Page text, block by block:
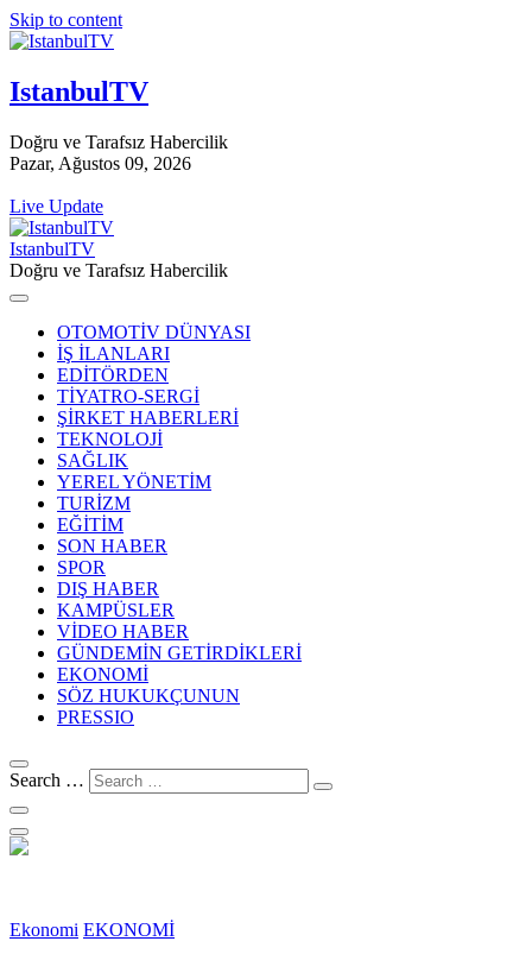
Skip to content
IstanbulTV
Doğru ve Tarafsız Habercilik
Pazar, Ağustos 09, 2026
Live Update
IstanbulTV
Doğru ve Tarafsız Habercilik
OTOMOTİV DÜNYASI
İŞ İLANLARI
EDİTÖRDEN
TİYATRO-SERGİ
ŞİRKET HABERLERİ
TEKNOLOJİ
SAĞLIK
YEREL YÖNETİM
TURİZM
EĞİTİM
SON HABER
SPOR
DIŞ HABER
KAMPÜSLER
VİDEO HABER
GÜNDEMİN GETİRDİKLERİ
EKONOMİ
SÖZ HUKUKÇUNUN
PRESSIO
Search …
Ekonomi EKONOMİ